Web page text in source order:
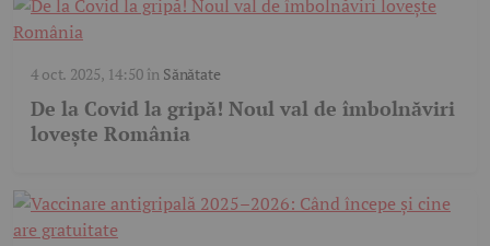
4 oct. 2025, 14:50în Sănătate
De la Covid la gripă! Noul val de îmbolnăviri
lovește România